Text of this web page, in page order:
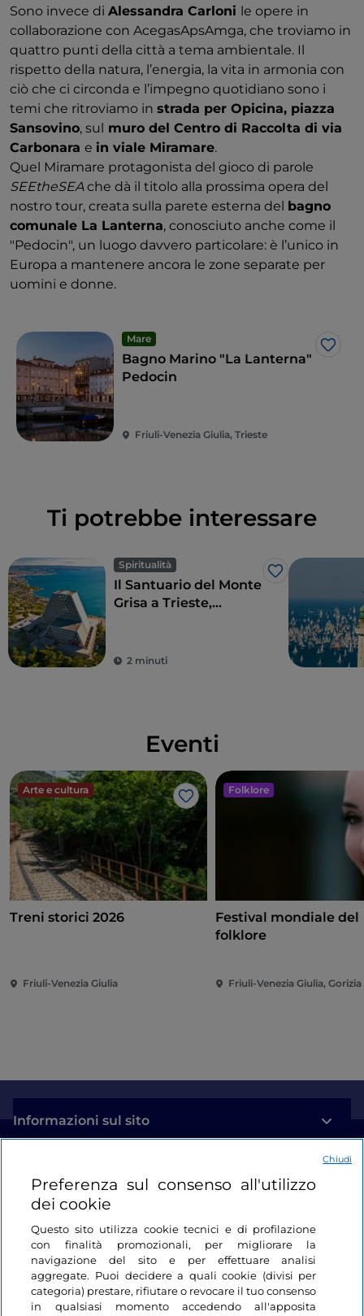
Sono invece di Alessandra Carloni le opere in
collaborazione con AcegasApsAmga, che troviamo in
quattro punti della città a tema ambientale. Il
rispetto della natura, l’energia, la vita in armonia con
ciò che ci circonda e l’impegno quotidiano sono i
temi che ritroviamo in strada per Opicina, piazza
Sansovino, sul
muro del Centro di Raccolta di via
Carbonara e in viale Miramare.
Quel Miramare protagonista del gioco di parole
SEEtheSEAche dà il titolo alla prossima opera del
nostro tour, creata sulla parete esterna del
bagno
comunale La Lanterna, conosciuto anche come il
"Pedocin", un luogo davvero particolare: è l’unico in
Europa a mantenere ancora le zone separate per
uomini e donne.
Mare
Like
Bagno Marino "La Lanterna"
Pedocin
Friuli-Venezia Giulia, Trieste
Ti potrebbe interessare
Spiritualità
Like
Il Santuario del Monte
Grisa a Trieste,
e Oriente
2 minuti
Eventi
Arte e cultura
Like
Treni storici 2026
Friuli-Venezia Giulia
Folklore
Festival mondiale del
folklore
Friuli-Venezia Giulia, Gorizia
Informazioni sul sito
Login
Restiamo in contatto
Preferenza sul consenso all'utilizzo
dei cookie
Questo sito utilizza cookie tecnici e di profilazione
con finalità promozionali, per migliorare la
navigazione del sito e per effettuare analisi
aggregate. Puoi decidere a quali cookie (divisi per
categoria) prestare, rifiutare o revocare il tuo consenso
in qualsiasi momento accedendo all'apposita
Chiudi